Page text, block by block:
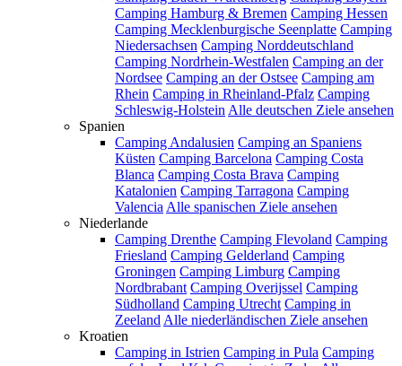
Camping Hamburg & Bremen Camping Hessen
Camping Mecklenburgische Seenplatte Camping
Niedersachsen Camping Norddeutschland
Camping Nordrhein-Westfalen Camping an der
Nordsee Camping an der Ostsee Camping am
Rhein Camping in Rheinland-Pfalz Camping
Schleswig-Holstein Alle deutschen Ziele ansehen
Spanien
Camping Andalusien Camping an Spaniens
Küsten Camping Barcelona Camping Costa
Blanca Camping Costa Brava Camping
Katalonien Camping Tarragona Camping
Valencia Alle spanischen Ziele ansehen
Niederlande
Camping Drenthe Camping Flevoland Camping
Friesland Camping Gelderland Camping
Groningen Camping Limburg Camping
Nordbrabant Camping Overijssel Camping
Südholland Camping Utrecht Camping in
Zeeland Alle niederländischen Ziele ansehen
Kroatien
Camping in Istrien Camping in Pula Camping